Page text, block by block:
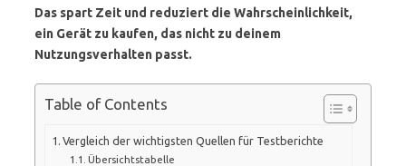
Das spart Zeit und reduziert die Wahrscheinlichkeit,
ein Gerät zu kaufen, das nicht zu deinem
Nutzungsverhalten passt.
Table of Contents
Vergleich der wichtigsten Quellen für Testberichte
Übersichtstabelle